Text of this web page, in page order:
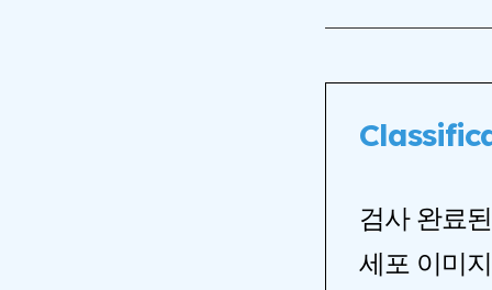
검사 완료
세포 이미